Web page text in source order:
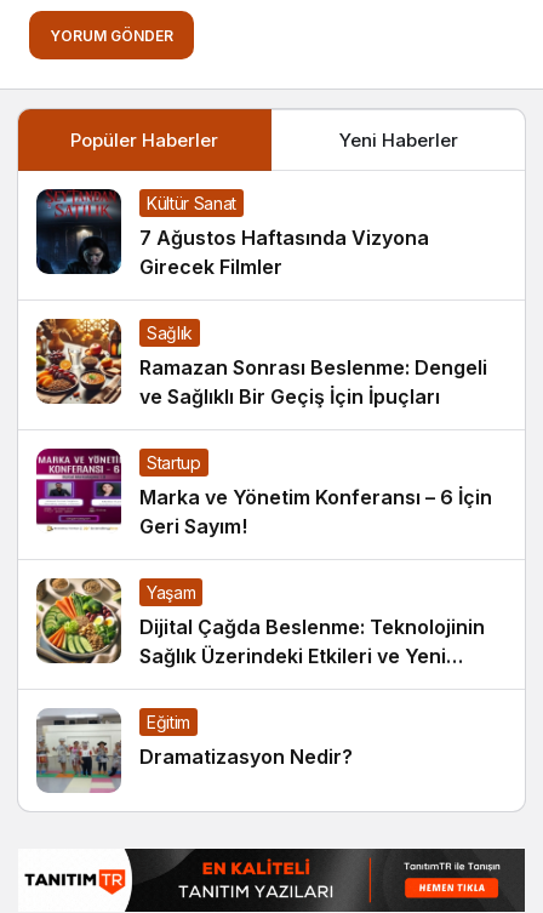
YORUM GÖNDER
Popüler Haberler Yeni Haberler
Kültür Sanat
7 Ağustos Haftasında Vizyona
Girecek Filmler
Sağlık
Ramazan Sonrası Beslenme: Dengeli
ve Sağlıklı Bir Geçiş İçin İpuçları
Startup
Marka ve Yönetim Konferansı – 6 İçin
Geri Sayım!
Yaşam
Dijital Çağda Beslenme: Teknolojinin
Sağlık Üzerindeki Etkileri ve Yeni
Alışkanlıklar
Eğitim
Dramatizasyon Nedir?